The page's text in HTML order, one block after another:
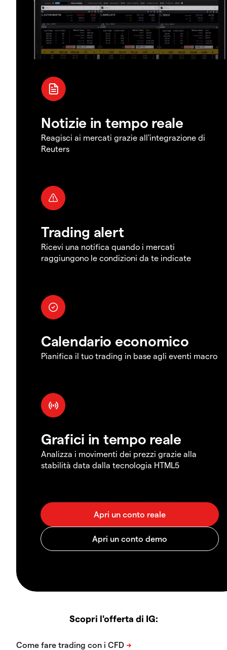
Notizie in tempo reale
Reagisci ai mercati grazie all'integrazione di
Reuters
Trading alert
Ricevi una notifica quando i mercati
raggiungono le condizioni da te indicate
Calendario economico
Pianifica il tuo trading in base agli eventi macro
Grafici in tempo reale
Analizza i movimenti dei prezzi grazie alla
stabilità data dalla tecnologia HTML5
Scopri l'offerta di IG: